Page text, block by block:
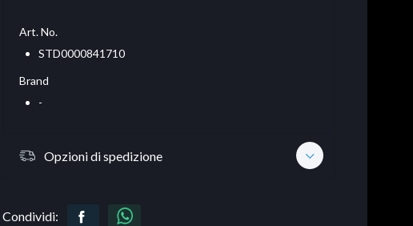
Art. No.
STD0000841710
Brand
-
Opzioni di spedizione
Condividi: